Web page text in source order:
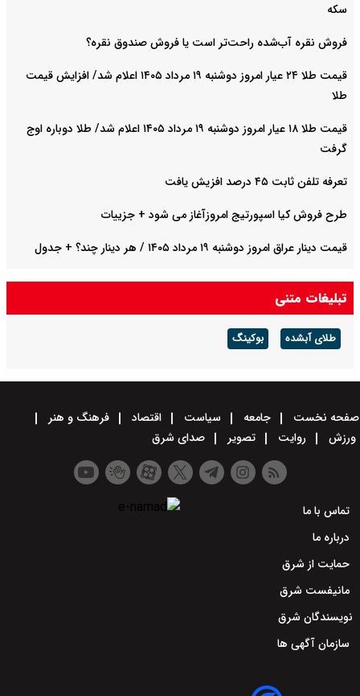
سکه
فروش نقره آب‌شده راحت‌تر است یا فروش صندوق نقره؟
قیمت طلا ۲۴ عیار امروز دوشنبه ۱۹ مرداد ۱۴۰۵ اعلام شد/ افزایش قیمت
طلا
قیمت طلا ۱۸ عیار امروز دوشنبه ۱۹ مرداد ۱۴۰۵ اعلام شد/ طلا دوباره اوج
گرفت
تعرفه تلفن ثابت ۴۵ درصد افزیش یافت
طرح فروش کیا اسپورتیج امروزآغاز می شود + جزییات
قیمت دینار عراق امروز دوشنبه ۱۹ مرداد ۱۴۰۵ / هر دینار چند؟ + جدول
قیمت دلار توافقی امروز دوشنبه ۱۹ مرداد ۱۴۰۵ اعلام شد/ دلار در قله
تاریخی
تبلیغات متنی
طلای آبشده بوکینگ
صفحه نخست جامعه سیاست اقتصاد
فرهنگ و هنر
ورزش
روایت تصویر صدای شرق
تماس با ما
درباره ما
حمایت از شرق
مانیفست شرق
نویسندگان شرق
سازمان آگهی ها